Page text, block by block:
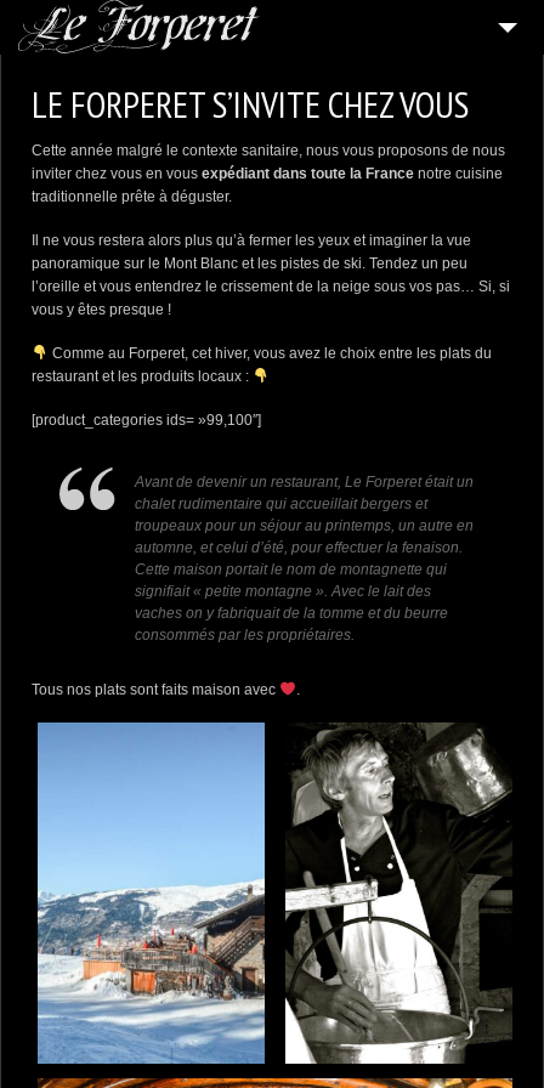
RESTAURANT
MINI FERME
NOUS CONTACTER
LE FORPERET S’INVITE CHEZ VOUS
Cette année malgré le contexte sanitaire, nous vous proposons de nous
inviter chez vous en vous expédiant dans toute la France notre cuisine
traditionnelle prête à déguster.
Il ne vous restera alors plus qu’à fermer les yeux et imaginer la vue
panoramique sur le Mont Blanc et les pistes de ski. Tendez un peu
l’oreille et vous entendrez le crissement de la neige sous vos pas… Si, si
vous y êtes presque !
Comme au Forperet, cet hiver, vous avez le choix entre les plats du
restaurant et les produits locaux :
[product_categories ids= »99,100″]
Avant de devenir un restaurant, Le Forperet était un
chalet rudimentaire qui accueillait bergers et
troupeaux pour un séjour au printemps, un autre en
automne, et celui d’été, pour effectuer la fenaison.
Cette maison portait le nom de montagnette qui
signifiait « petite montagne ». Avec le lait des
vaches on y fabriquait de la tomme et du beurre
consommés par les propriétaires.
Tous nos plats sont faits maison avec .